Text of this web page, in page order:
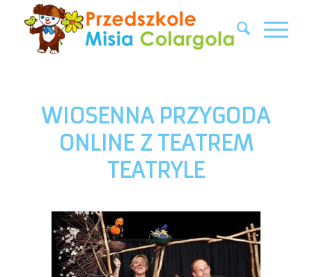
WIOSENNA PRZYGODA
ONLINE Z TEATREM
TEATRYLE